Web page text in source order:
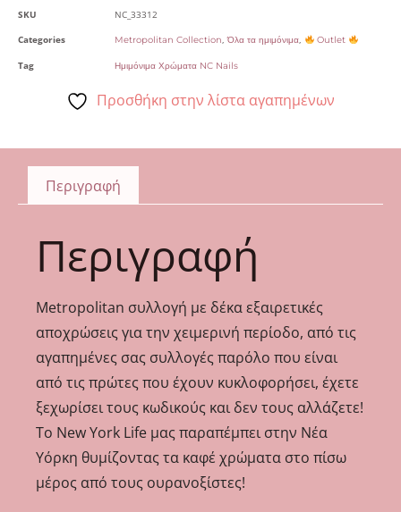
SKU
NC_33312
Categories
Metropolitan Collection,Όλα τα ημιμόνιμα, Outlet
Tag Ημιμόνιμα Χρώματα NC Nails
Προσθήκη στην λίστα αγαπημένων
Περιγραφή
Περιγραφή
Metropolitan συλλογή με δέκα εξαιρετικές
αποχρώσεις για την χειμερινή περίοδο, από τις
αγαπημένες σας συλλογές παρόλο που είναι
από τις πρώτες που έχουν κυκλοφορήσει, έχετε
ξεχωρίσει τους κωδικούς και δεν τους αλλάζετε!
Το New York Life μας παραπέμπει στην Νέα
Υόρκη θυμίζοντας τα καφέ χρώματα στο πίσω
μέρος από τους ουρανοξίστες!